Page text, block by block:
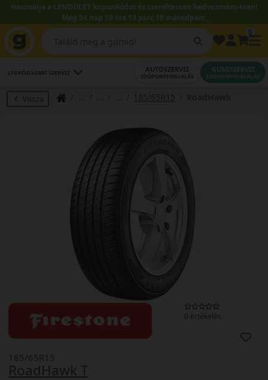
Használja a LENDÜLET kuponkódot és szereltessen kedvezményesen!
Még 54 nap 19 óra 13 perc 19 másodperc.
LEGKÖZELEBBI SZERVIZ AUTÓSZERVIZ
IDŐPONTFOGLALÁS
GUMISZERVIZ
IDŐPONTFOGLALÁS
Vissza 185/65R15
0 értékelés
RoadHawk T
185/65R15